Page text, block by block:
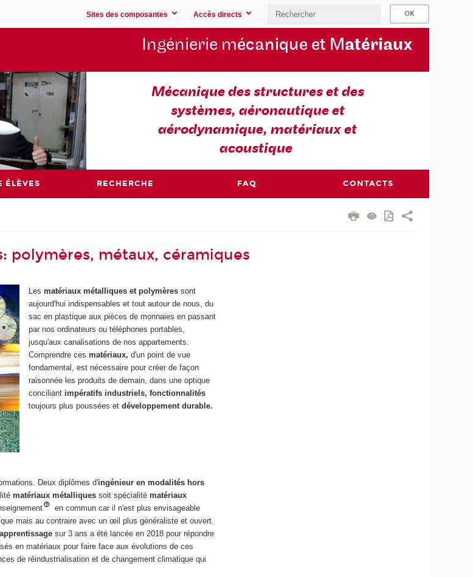
Sites des composantes Accès directs
Ingénierie mécanique et Matériaux
Mécanique des structures et des
systèmes, aéronautique et
aérodynamique, matériaux et
acoustique
ÉLÈVES RECHERCHE FAQ CONTACTS
polymères, métaux, céramiques
Lesmatériaux métalliques et polymères sont
aujourd'hui indispensables et tout autour de nous, du
sac en plastique aux pièces de monnaies en passant
par nos ordinateurs ou téléphones portables,
jusqu'aux canalisations de nos appartements.
Comprendre cesmatériaux, d'un point de vue
fondamental, est nécessaire pour créer de façon
raisonnée les produits de demain, dans une optique
conciliant impératifs industriels, fonctionnalités
toujours plus poussées etdéveloppement durable.
Deux diplômes d'ingénieur en modalités hors
matériaux métalliques soit spécialitématériaux
en commun car il n'est plus envisageable
mais au contraire avec un œil plus généraliste et ouvert.
sur 3 ans a été lancée en 2018 pour répondre
en matériaux pour faire face aux évolutions de ces
de réindustrialisation et de changement climatique qui